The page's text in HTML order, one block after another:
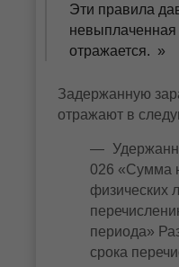
Эти правила
отражается.
Задержанную
отражают в
026 «Сумма
физических
периода»
срока